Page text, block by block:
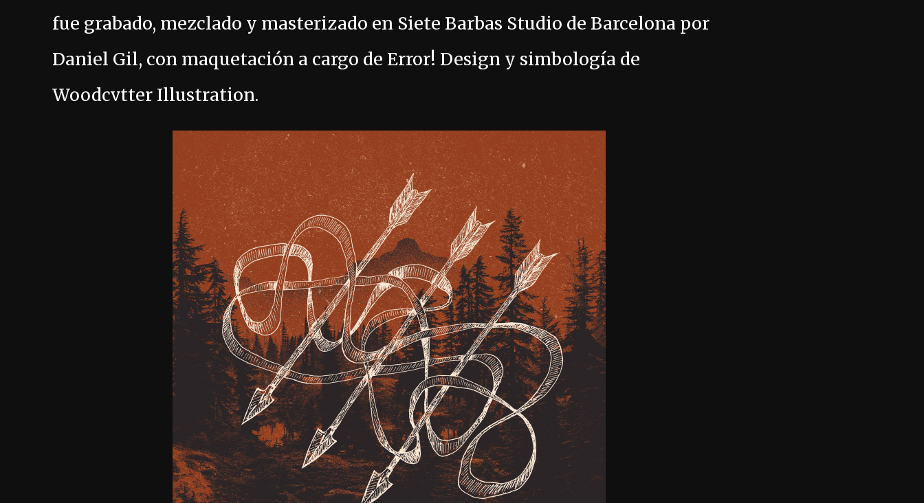
fue grabado, mezclado y masterizado en Siete Barbas Studio de Barcelona por
Daniel Gil, con maquetación a cargo de Error! Design y simbología de
Woodcvtter Illustration.